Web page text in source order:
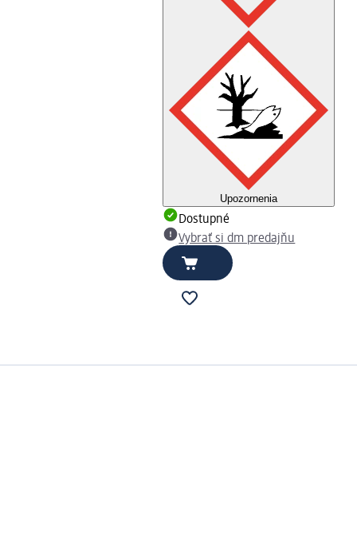
Upozornenia
Dostupné
Vybrať si dm predajňu